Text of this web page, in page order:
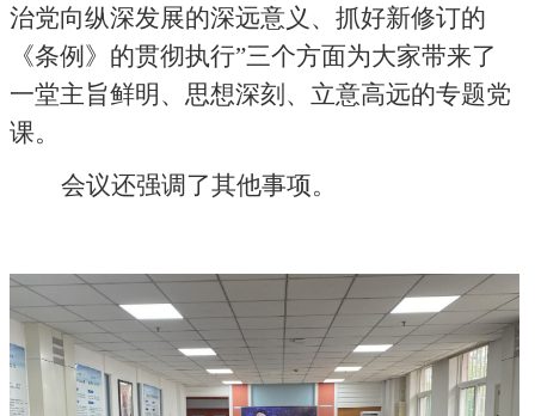
治党向纵深发展的深远意义、抓好新修订的
《条例》的贯彻执行”三个方面为大家带来了
一堂主旨鲜明、思想深刻、立意高远的专题党
课。
会议还强调了其他事项。